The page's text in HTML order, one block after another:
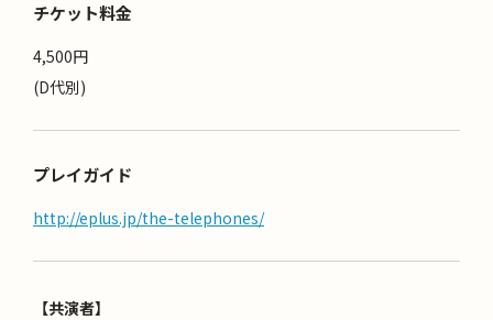
チケット料金
4,500円
(D代別)
プレイガイド
http://eplus.jp/the-telephones/
【共演者】